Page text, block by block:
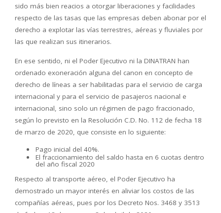
sido más bien reacios a otorgar liberaciones y facilidades
respecto de las tasas que las empresas deben abonar por el
derecho a explotar las vías terrestres, aéreas y fluviales por
las que realizan sus itinerarios.
En ese sentido, ni el Poder Ejecutivo ni la DINATRAN han
ordenado exoneración alguna del canon en concepto de
derecho de líneas a ser habilitadas para el servicio de carga
internacional y para el servicio de pasajeros nacional e
internacional, sino solo un régimen de pago fraccionado,
según lo previsto en la Resolución C.D. No. 112 de fecha 18
de marzo de 2020, que consiste en lo siguiente:
Pago inicial del 40%.
El fraccionamiento del saldo hasta en 6 cuotas dentro
del año fiscal 2020
Respecto al transporte aéreo, el Poder Ejecutivo ha
demostrado un mayor interés en aliviar los costos de las
compañías aéreas, pues por los Decreto Nos. 3468 y 3513